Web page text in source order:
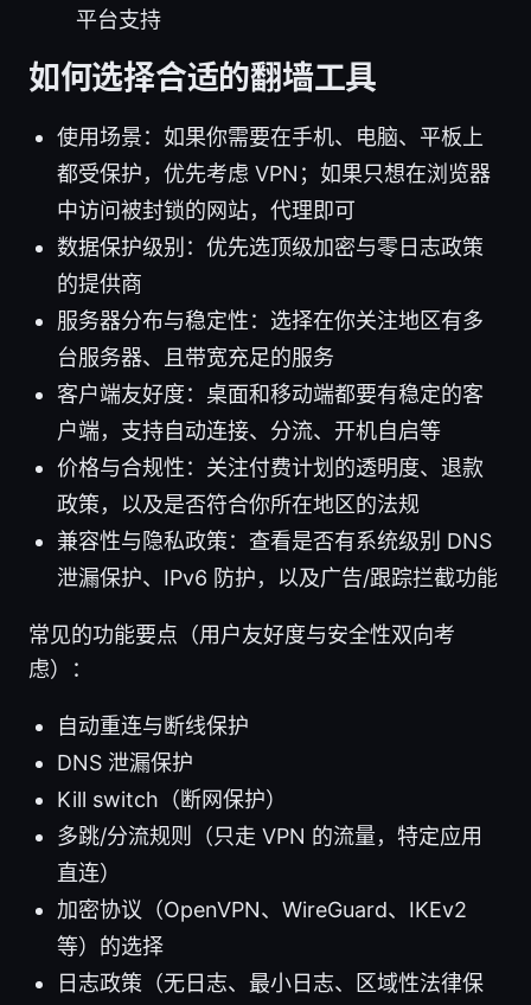
平台支持
如何选择合适的翻墙工具
使用场景：如果你需要在手机、电脑、平板上
都受保护，优先考虑 VPN；如果只想在浏览器
中访问被封锁的网站，代理即可
数据保护级别：优先选顶级加密与零日志政策
的提供商
服务器分布与稳定性：选择在你关注地区有多
台服务器、且带宽充足的服务
客户端友好度：桌面和移动端都要有稳定的客
户端，支持自动连接、分流、开机自启等
价格与合规性：关注付费计划的透明度、退款
政策，以及是否符合你所在地区的法规
兼容性与隐私政策：查看是否有系统级别 DNS
泄漏保护、IPv6 防护，以及广告/跟踪拦截功能
常见的功能要点（用户友好度与安全性双向考
虑）：
自动重连与断线保护
DNS 泄漏保护
Kill switch（断网保护）
多跳/分流规则（只走 VPN 的流量，特定应用
直连）
加密协议（OpenVPN、WireGuard、IKEv2
等）的选择
日志政策（无日志、最小日志、区域性法律保